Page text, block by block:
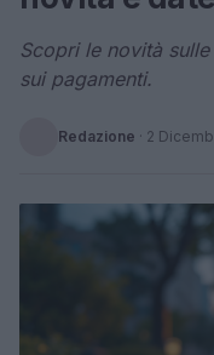
Scopri le novità
sui pagamenti.
Redazione · 2